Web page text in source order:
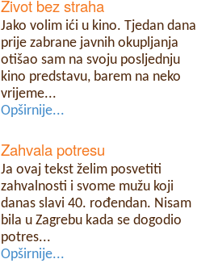
Život bez straha
Jako volim ići u kino. Tjedan dana
prije zabrane javnih okupljanja
otišao sam na svoju posljednju
kino predstavu, barem na neko
vrijeme...
Opširnije...
Zahvala potresu
Ja ovaj tekst želim posvetiti
zahvalnosti i svome mužu koji
danas slavi 40. rođendan. Nisam
bila u Zagrebu kada se dogodio
potres...
Opširnije...